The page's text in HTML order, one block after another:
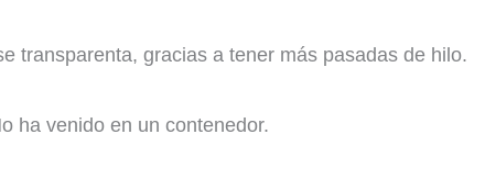
transparenta, gracias a tener más pasadas de hilo.
ha venido en un contenedor.